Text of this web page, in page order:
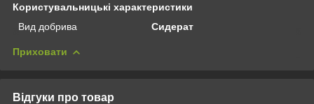
Користувальницькі характеристики
Вид добрива
Сидерат
Приховати
Відгуки про товар